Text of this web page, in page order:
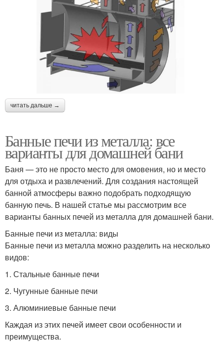
читать дальше →
Банные печи из металла: все
варианты для домашней бани
Баня — это не просто место для омовения, но и место
для отдыха и развлечений. Для создания настоящей
банной атмосферы важно подобрать подходящую
банную печь. В нашей статье мы рассмотрим все
варианты банных печей из металла для домашней бани.
Банные печи из металла: виды
Банные печи из металла можно разделить на несколько
видов:
1. Стальные банные печи
2. Чугунные банные печи
3. Алюминиевые банные печи
Каждая из этих печей имеет свои особенности и
преимущества.